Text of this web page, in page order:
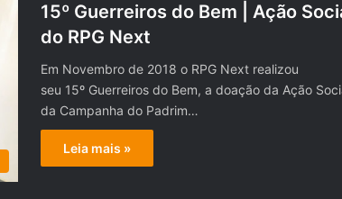
15º Guerreiros do Bem | Ação
do RPG Next
Em Novembro de 2018 o RPG Next realizou
seu 15º Guerreiros do Bem, a doação da Ação
da Campanha do Padrim…
Leia mais »